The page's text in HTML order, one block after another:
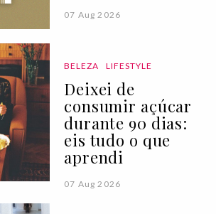
07 Aug 2026
BELEZA LIFESTYLE
Deixei de
consumir açúcar
durante 90 dias:
eis tudo o que
aprendi
07 Aug 2026